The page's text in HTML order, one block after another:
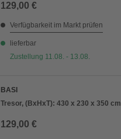
129,00 €
Verfügbarkeit im Markt prüfen
lieferbar
Zustellung 11.08. - 13.08.
BASI
Tresor, (BxHxT): 430 x 230 x 350 cm
129,00 €